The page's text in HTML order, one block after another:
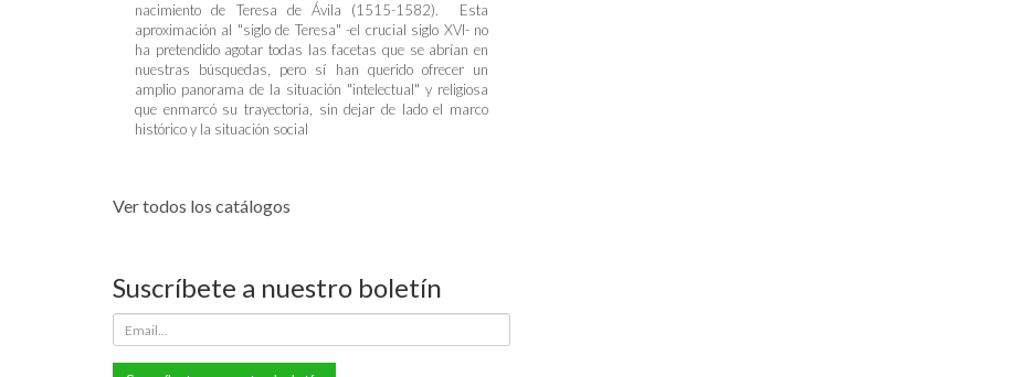
nacimiento de Teresa de Ávila (1515-1582). Esta
aproximación al "siglo de Teresa" -el crucial siglo XVI- no
ha pretendido agotar todas las facetas que se abrían en
nuestras búsquedas, pero sí han querido ofrecer un
amplio panorama de la situación "intelectual" y religiosa
que enmarcó su trayectoria, sin dejar de lado el marco
histórico y la situación social
Ver todos los catálogos
Suscríbete a nuestro boletín